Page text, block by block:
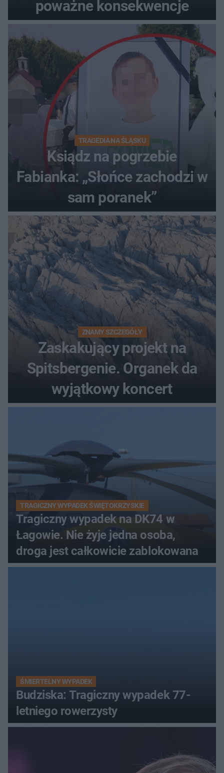
poważne konsekwencje
TRAGEDIA NA ŚLĄSKU
Ksiądz na pogrzebie
Fabianka: „Słońce zachodzi w
sam poranek”
ZNAMY SZCZEGÓŁY
Zaskakujący projekt na
Spitsbergenie. Organek da
wyjątkowy koncert
TRAGICZNY WYPADEK ŚWIĘTOKRZYSKIE
Tragiczny wypadek na DK74 w
Łagowie. Nie żyje jedna osoba,
droga jest całkowicie zablokowana
ŚMIERTELNY WYPADEK
Budziska: Tragiczny wypadek 77-
letniego rowerzysty